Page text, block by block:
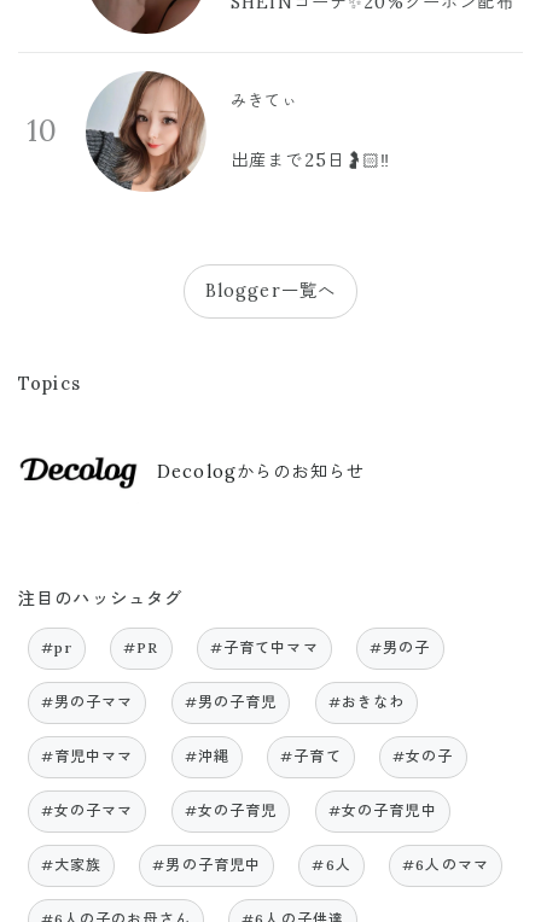
10
みきてぃ
出産まで25日🤰🏻‼️
Blogger一覧へ
Topics
Decologからのお知らせ
注目のハッシュタグ
#pr #PR #子育て中ママ #男の子
#男の子ママ #男の子育児 #おきなわ
#育児中ママ #沖縄 #子育て #女の子
#女の子ママ #女の子育児 #女の子育児中
#大家族 #男の子育児中 #6人 #6人のママ